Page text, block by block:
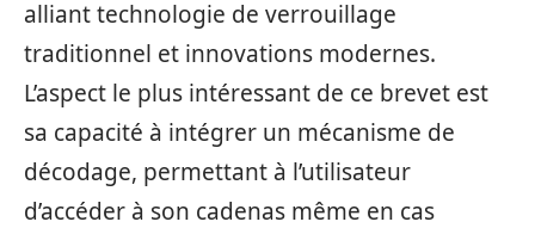
alliant technologie de verrouillage
traditionnel et innovations modernes.
L’aspect le plus intéressant de ce brevet est
sa capacité à intégrer un mécanisme de
décodage, permettant à l’utilisateur
d’accéder à son cadenas même en cas